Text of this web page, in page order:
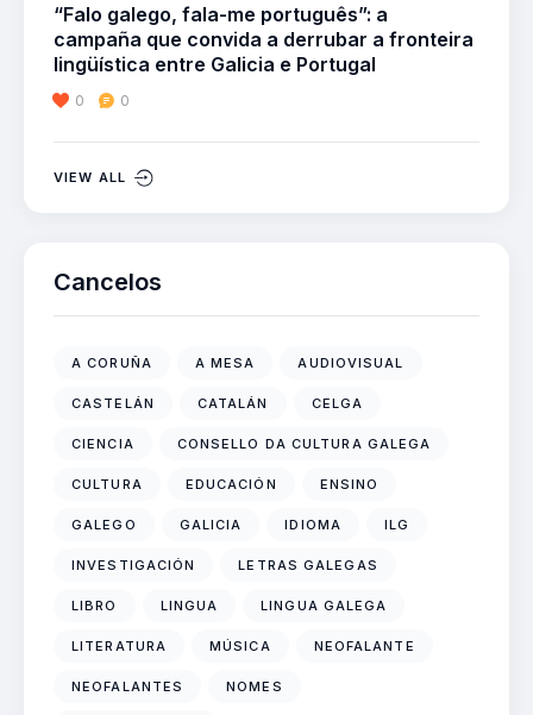
“Falo galego, fala-me português”: a
campaña que convida a derrubar a fronteira
lingüística entre Galicia e Portugal
0 0
VIEW ALL
Cancelos
A CORUÑA A MESA AUDIOVISUAL
CASTELÁN CATALÁN CELGA
CIENCIA CONSELLO DA CULTURA GALEGA
CULTURA EDUCACIÓN ENSINO
GALEGO GALICIA IDIOMA ILG
INVESTIGACIÓN LETRAS GALEGAS
LIBRO LINGUA LINGUA GALEGA
LITERATURA MÚSICA NEOFALANTE
NEOFALANTES NOMES